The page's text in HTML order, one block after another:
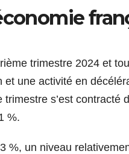
trimestre 2024 et
une activité en
s’est contracté
%.
%, un niveau